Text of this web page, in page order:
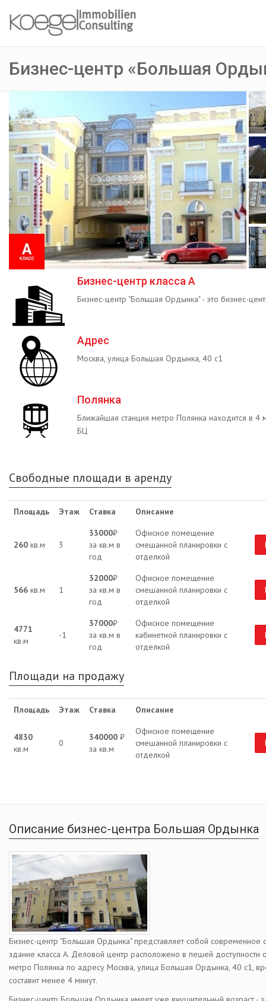
Бизнес-центр «Большая
Бизнес-центр класса А
Бизнес-центр "Большая Ордынка" - это бизнес-
Адрес
Москва, улица Большая Ордынка, 40 с1
Полянка
Ближайшая станция метро Полянка находится в 4
БЦ
Свободные площади в аренду
Площадь Этаж Ставка Описание
260 кв.м 3
33000₽
за кв.м в
год
Офисное помещение
смешанной планировки с
отделкой
566 кв.м 1
32000₽
за кв.м в
год
Офисное помещение
смешанной планировки с
отделкой
4771
кв.м
-1
37000₽
за кв.м в
год
Офисное помещение
кабинетной планировки с
отделкой
Площади на продажу
Площадь Этаж Ставка Описание
4830
кв.м
0
340000 ₽
за кв.м
Офисное помещение
смешанной планировки с
отделкой
Описание бизнес-центра Большая Ордынка
Бизнес-центр "Большая Ордынка" представляет собой современное
здание класса А. Деловой центр расположено в пешей доступности
метро Полянка по адресу Москва, улица Большая Ордынка, 40 с1,
составит менее 4 минут.